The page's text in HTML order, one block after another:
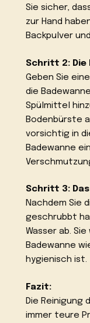
Sie sicher,
zur Hand
Backpulver
Schritt 2: Die
Geben Sie
die
Spülmittel
Bodenbürste
vorsichtig in
Badewanne
Schritt 3:
Nachdem Sie
geschrubbt
Wasser ab.
Badewanne
hygienisch ist.
Fazit:
Die
immer teure